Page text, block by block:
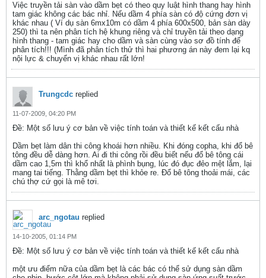
Việc truyền tải sàn vào dầm bẹt có theo quy luật hình thang hay hình
tam giác không các bác nhỉ. Nếu dầm 4 phía sàn có độ cứng đơn vị
khác nhau ( Ví dụ sàn 6mx10m có dầm 4 phía 600x500, bản sàn dày
250) thì ta nên phân tích hệ khung riêng và chỉ truyền tải theo dạng
hình thang - tam giác hay cho dầm và sàn cùng vào sơ đồ tính để
phân tích!!! (Mình đã phân tích thử thì hai phương án này đem lại kq
nội lực & chuyển vị khác nhau rất lớn!
Trungcdc replied
11-07-2009, 04:20 PM
Ðề: Một số lưu ý cơ bản về việc tính toán và thiết kế kết cấu nhà
Dầm bẹt làm dân thi công khoái hơn nhiều. Khi đóng copha, khi đổ bê
tông đều dễ dàng hơn. Ai đi thi công rồi đều biết nếu đổ bê tông cái
dầm cao 1,5m thì khổ nhất là phình bụng, lúc đó đục đẻo mệt lắm, lại
mang tai tiếng. Thằng dầm bẹt thì khỏe re. Đổ bê tông thoải mái, các
chú thợ cứ gọi là mê tơi.
arc_ngotau replied
14-10-2005, 01:14 PM
Ðề: Một số lưu ý cơ bản về việc tính toán và thiết kế kết cấu nhà
một ưu điểm nữa của dầm bẹt là các bác có thể sử dụng sàn dầm